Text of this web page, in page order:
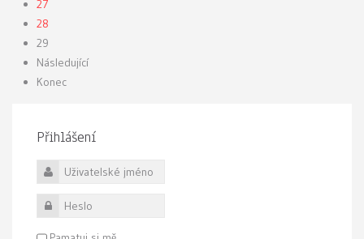
27
28
29
Následující
Konec
Přihlášení
Uživatelské jméno
Heslo